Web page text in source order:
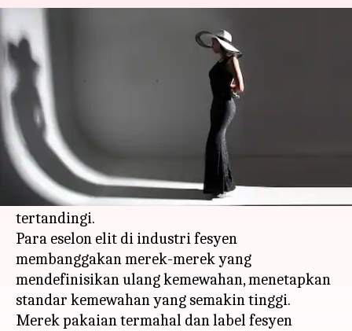
Lihatlah merek fashion mewah
terkemuka di dunia
Apa ceritanya
Fashion, bagi sebagian orang, lebih dari sekedar
pakaian, ia menjadi lambang status,
eksklusivitas, dan keahlian yang tak
tertandingi.
Para eselon elit di industri fesyen
membanggakan merek-merek yang
mendefinisikan ulang kemewahan, menetapkan
standar kemewahan yang semakin tinggi.
Merek pakaian termahal dan label fesyen